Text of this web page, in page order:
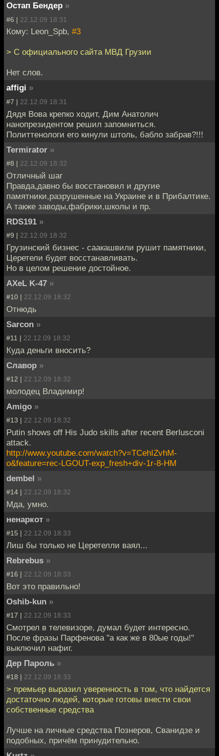
Остап Бендер »
#6 | 22.12.09 18:31
Кому: Leon_Spb, #3
> С официального сайта МВД Грузии
Нет слов.
affigi »
#7 | 22.12.09 18:31
Дядя Вова крепко ходит, Дим Анатолич
нанопрезидентом решил запомниться.
Политтенологи его кинули штоль, бабло забрав?!!!
Termirator »
#8 | 22.12.09 18:32
Отличный шаг
Правда,давно бы восстановил и другие
памятники,разрушенные на Украине и в Прибалтике.
А также заводы,фабрики,школы и пр.
RDS191 »
#9 | 22.12.09 18:32
Грузинский бизнес - саакашвили рушит памятники,
Церетели будет восстанавливать.
Но в целом решение достойное.
AXeL K-47 »
#10 | 22.12.09 18:32
Отнюдь
Sarcon »
#11 | 22.12.09 18:32
Куда деньги вносить?
Славор »
#12 | 22.12.09 18:32
молодец Владимир!
Amigo »
#13 | 22.12.09 18:32
Putin shows off His Judo skills after recent Berlusconi
attack.
http://www.youtube.com/watch?v=TCehIZvhM-
o&feature=rec-LGOUT-exp_fresh+div-1r-8-HM
dembel »
#14 | 22.12.09 18:32
Мда, умно.
ненаркот »
#15 | 22.12.09 18:33
Лиш бы только не Церетелли ваял...
Rebrebus »
#16 | 22.12.09 18:33
Вот это правильно!
Oshib-kun »
#17 | 22.12.09 18:33
Смотрел в телевизоре, думал будет интересно.
После фразы Парфенова "а как же в 80ые годы!"
выключил нафиг.
Дер Пароль »
#18 | 22.12.09 18:33
> премьер выразил уверенность в том, что найдется
достаточно людей, которые готовы внести свои
собственные средства
Лучше на личные средства Познеров, Сванидзе и
подобных, причём принудительно.